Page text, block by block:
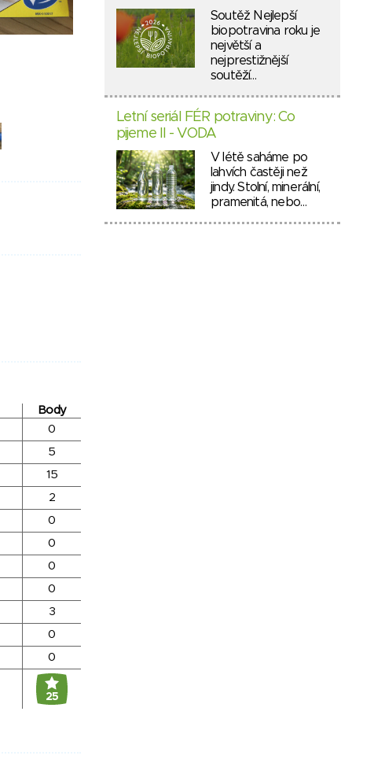
Body
0
5
15
2
0
0
0
0
3
0
0
25
Soutěž Nejlepší
biopotravina roku je
největší a
nejprestižnější
soutěží…
Letní seriál FÉR potraviny: Co
pijeme II - VODA
V létě saháme po
lahvích častěji než
jindy. Stolní, minerální,
pramenitá, nebo…